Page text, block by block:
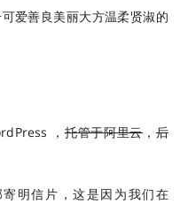
爱善良美丽大方温柔贤淑的
， 托管于阿里云 ，后
明信片，这是因为我们在